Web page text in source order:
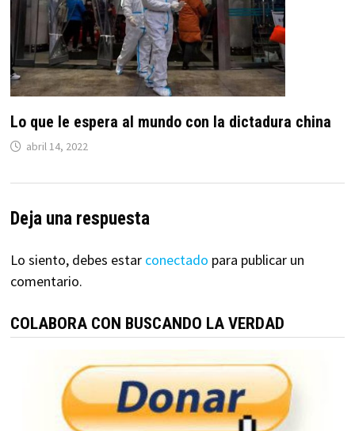
Lo que le espera al mundo con la dictadura china
abril 14, 2022
Deja una respuesta
Lo siento, debes estar conectado para publicar un
comentario.
COLABORA CON BUSCANDO LA VERDAD